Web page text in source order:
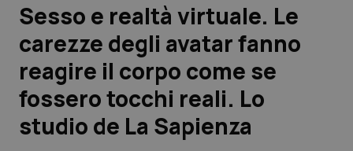
Scienza e Farmaci
Studi e Analisi
Lettere al direttore
Sesso e realtà virtuale. Le
carezze degli avatar fanno
reagire il corpo come se
fossero tocchi reali. Lo
studio de La Sapienza